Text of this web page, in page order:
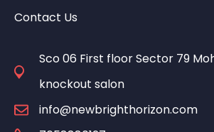
Contact Us
Sco 06 First floor Sector 79
knockout salon
info@newbrighthorizon.com